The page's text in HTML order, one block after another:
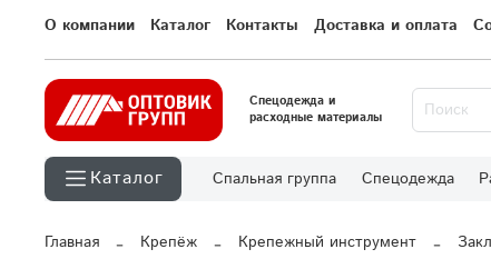
О компании Каталог Контакты Доставка и оплата
Спецодежда и
расходные материалы
Каталог Спальная группа Спецодежда
Главная Крепёж Крепежный инструмент